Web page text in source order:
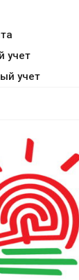
учет
учет
проект